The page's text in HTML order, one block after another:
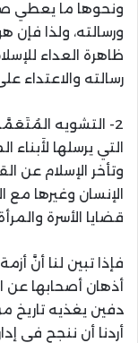
ونحوها ما يعطي
ورسالته، ولذا
ظاهرة العداء
رسالته والاعتداء
2- التشويه
التي يرسلها
وتأخر الإسلام عن
الإنسان وغيرها
قضايا الأسرة
فإذا تبين لنا أنَّ
أذهان أصحابها عن
دفين يغذيه تاريخ
أردنا أن ننجح في